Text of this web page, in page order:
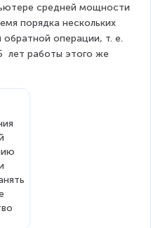
средней мощности
порядка нескольких
обратной операции, т. е.
лет работы этого же